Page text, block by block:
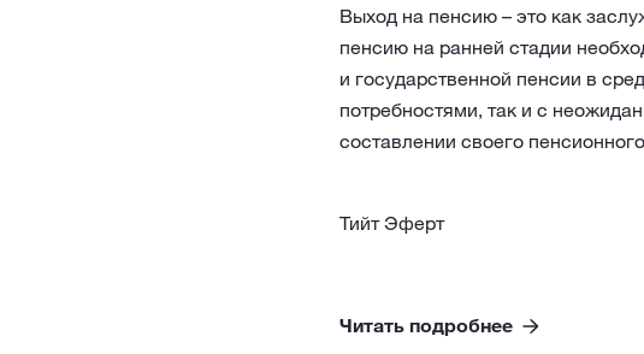
Выход на пенсию – это как
пенсию на ранней стадии
и государственной пенсии в
потребностями, так и с
составлении своего
Тийт Эферт
Читать подробнее